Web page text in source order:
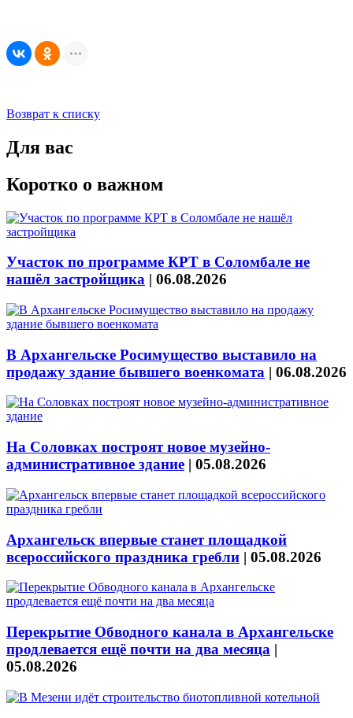
Возврат к списку
Для вас
Коротко о важном
Участок по программе КРТ в Соломбале не
нашёл застройщика | 06.08.2026
В Архангельске Росимущество выставило на
продажу здание бывшего военкомата | 06.08.2026
На Соловках построят новое музейно-
административное здание | 05.08.2026
Архангельск впервые станет площадкой
всероссийского праздника гребли | 05.08.2026
Перекрытие Обводного канала в Архангельске
продлевается ещё почти на два месяца |
05.08.2026